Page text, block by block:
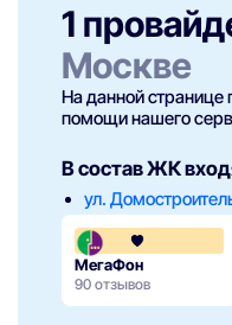
1
Москве
На данной
помощи нашего
В состав ЖК
ул.
МегаФон
90 отзывов